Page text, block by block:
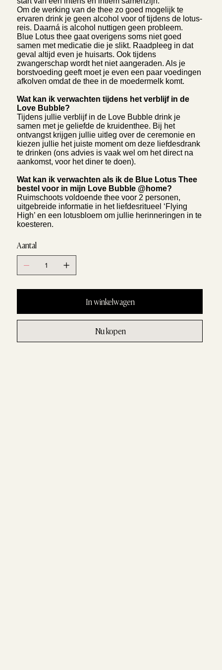
Om de werking van de thee zo goed mogelijk te
ervaren drink je geen alcohol voor of tijdens de lotus-
reis. Daarná is alcohol nuttigen geen probleem.
Blue Lotus thee gaat overigens soms niet goed
samen met medicatie die je slikt. Raadpleeg in dat
geval altijd even je huisarts. Ook tijdens
zwangerschap wordt het niet aangeraden. Als je
borstvoeding geeft moet je even een paar voedingen
afkolven omdat de thee in de moedermelk komt.
Wat kan ik verwachten tijdens het verblijf in de
Love Bubble?
Tijdens jullie verblijf in de Love Bubble drink je
samen met je geliefde de kruidenthee. Bij het
ontvangst krijgen jullie uitleg over de ceremonie en
kiezen jullie het juiste moment om deze liefdesdrank
te drinken (ons advies is vaak wel om het direct na
aankomst, voor het diner te doen).
Wat kan ik verwachten als ik de Blue Lotus Thee
bestel voor in mijn Love Bubble @home?
Ruimschoots voldoende thee voor 2 personen,
uitgebreide informatie in het liefdesritueel ‘Flying
High’ en een lotusbloem om jullie herinneringen in te
koesteren.
Aantal
In winkelwagen
Nu kopen